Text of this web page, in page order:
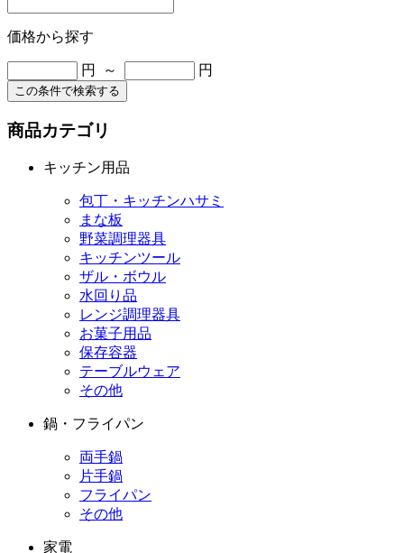
価格から探す
円 ～ 円
この条件で検索する
商品カテゴリ
キッチン用品
包丁・キッチンハサミ
まな板
野菜調理器具
キッチンツール
ザル・ボウル
水回り品
レンジ調理器具
お菓子用品
保存容器
テーブルウェア
その他
鍋・フライパン
両手鍋
片手鍋
フライパン
その他
家電